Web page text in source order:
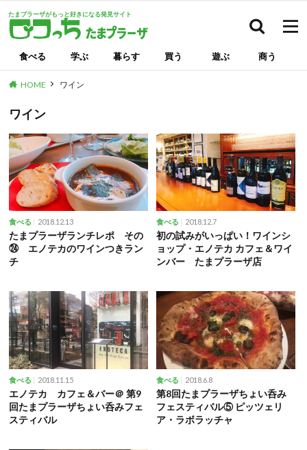
たまプラーザがもっと好きになる発見サイト
食べる 学ぶ 暮らす 買う 遊ぶ 商う
HOME ワイン
ワイン
食べる 2018.12.13
たまプラーザランチレポ その
㉔ エノテカのワインつきラン
チ
食べる 2018.12.7
初の試みがいっぱい！ワインシ
ョップ・エノテカ カフェ＆ワイ
ンバー たまプラーザ店
食べる 2018.11.15
エノテカ カフェ＆バー＠ 第9
回たまプラーザちょい呑みフェ
スティバル
食べる 2018.6.8
第8回たまプラーザちょい呑み
フェスティバル⑤ ピッツェリ
ア・ラボラッチャ